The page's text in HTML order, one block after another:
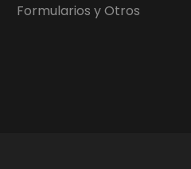
Formularios y Otros